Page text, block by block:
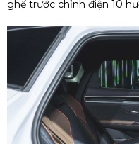
ghế trước chỉnh điện 10